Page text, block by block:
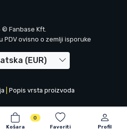
Košara
0
Favoriti
Profil
© Fanbase Kft.
PDV ovisno o zemlji isporuke
(EUR)
Popis vrsta proizvoda